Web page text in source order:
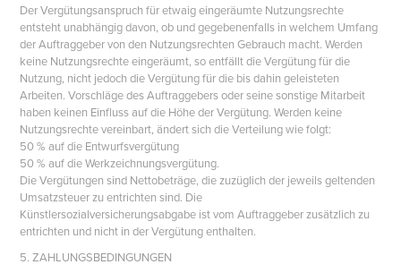
Der Vergütungsanspruch für etwaig eingeräumte Nutzungsrechte
entsteht unabhängig davon, ob und gegebenenfalls in welchem Umfang
der Auftraggeber von den Nutzungsrechten Gebrauch macht. Werden
keine Nutzungsrechte eingeräumt, so entfällt die Vergütung für die
Nutzung, nicht jedoch die Vergütung für die bis dahin geleisteten
Arbeiten. Vorschläge des Auftraggebers oder seine sonstige Mitarbeit
haben keinen Einfluss auf die Höhe der Vergütung. Werden keine
Nutzungsrechte vereinbart, ändert sich die Verteilung wie folgt:
50 % auf die Entwurfsvergütung
50 % auf die Werkzeichnungsvergütung.
Die Vergütungen sind Nettobeträge, die zuzüglich der jeweils geltenden
Umsatzsteuer zu entrichten sind. Die
Künstlersozialversicherungsabgabe ist vom Auftraggeber zusätzlich zu
entrichten und nicht in der Vergütung enthalten.
5. ZAHLUNGSBEDINGUNGEN